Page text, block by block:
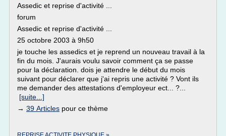
Assedic et reprise d'activité ...
forum
Assedic et reprise d'activité ...
25 octobre 2003 à 9h50
je touche les assedics et je reprend un nouveau travail à la
fin du mois. J'aurais voulu savoir comment ça se passe
pour la déclaration. dois je attendre le début du mois
suivant pour déclarer que j'ai repris une activité ? Vont ils
me demander des attestations d'employeur ect... ?...
[suite...]
→ 39 Articles pour ce thème